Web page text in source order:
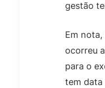
gestão
Em
ocorreu
para o
tem data